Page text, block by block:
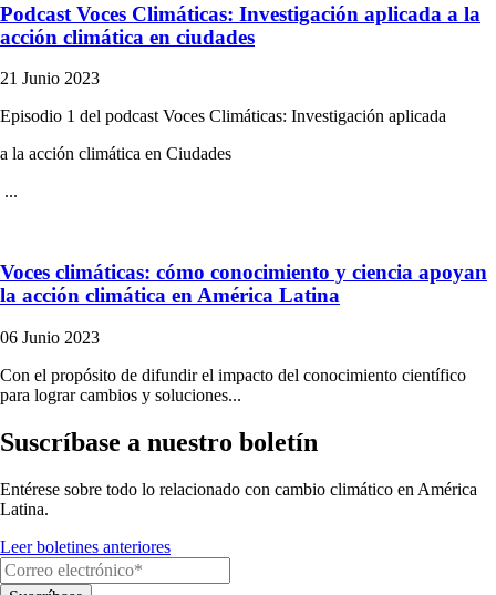
Podcast Voces Climáticas: Investigación aplicada a la
acción climática en ciudades
21 Junio 2023
Episodio 1 del podcast Voces Climáticas: Investigación aplicada
a la acción climática en Ciudades
...
Voces climáticas: cómo conocimiento y ciencia apoyan
la acción climática en América Latina
06 Junio 2023
Con el propósito de difundir el impacto del conocimiento científico
para lograr cambios y soluciones...
Suscríbase a nuestro boletín
Entérese sobre todo lo relacionado con cambio climático en América
Latina.
Leer boletines anteriores